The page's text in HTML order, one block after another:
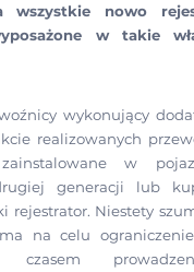
nowo
w takie
wykonujący
realizowanych
w
generacji lub
rejestrator. Niestety
na celu